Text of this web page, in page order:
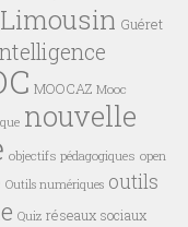
Guéret
MOOCAZ Mooc
nouvelle
objectifs pédagogiques open
Outils numériques outils
Quiz réseaux sociaux